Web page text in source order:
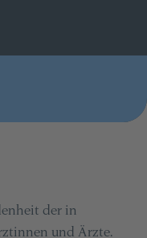
der in
und Ärzte.